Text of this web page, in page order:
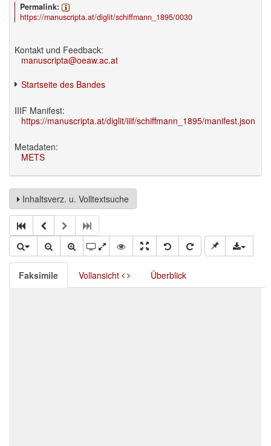
Permalink:
https://manuscripta.at/diglit/schiffmann_1895/0030
Kontakt und Feedback:
manuscripta@oeaw.ac.at
Startseite des Bandes
IIIF Manifest:
https://manuscripta.at/diglit/iiif/schiffmann_1895/manifest.json
Metadaten:
METS
Inhaltsverz. u. Volltextsuche
Faksimile Vollansicht Überblick